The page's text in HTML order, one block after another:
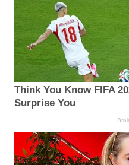
Think You Know FIFA
Surprise You